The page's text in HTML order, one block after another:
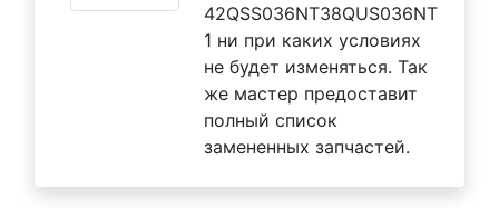
42QSS036NT38QUS036NT
1 ни при каких условиях
не будет изменяться. Так
же мастер предоставит
полный список
замененных запчастей.